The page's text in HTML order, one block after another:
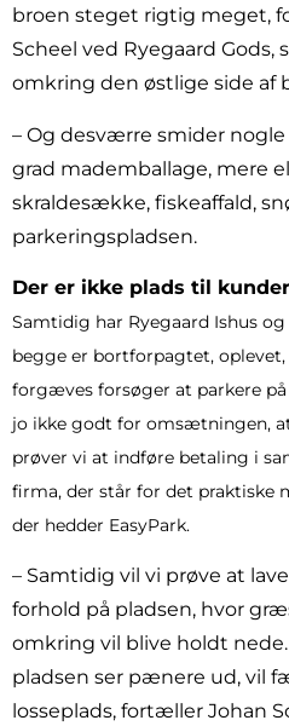
broen steget rigtig meget,
Scheel ved Ryegaard Gods,
omkring den østlige side af
– Og desværre smider
grad mademballage, mere
skraldesække, fiskeaffald,
parkeringspladsen.
Der er ikke plads til kunder
Samtidig har Ryegaard Ishus og
begge er bortforpagtet,
forgæves forsøger at parkere
jo ikke godt for omsætningen,
prøver vi at indføre betaling i
firma, der står for det praktiske
der hedder EasyPark.
– Samtidig vil vi prøve at
forhold på pladsen, hvor
omkring vil blive holdt
pladsen ser pænere ud, vil
losseplads, fortæller Johan